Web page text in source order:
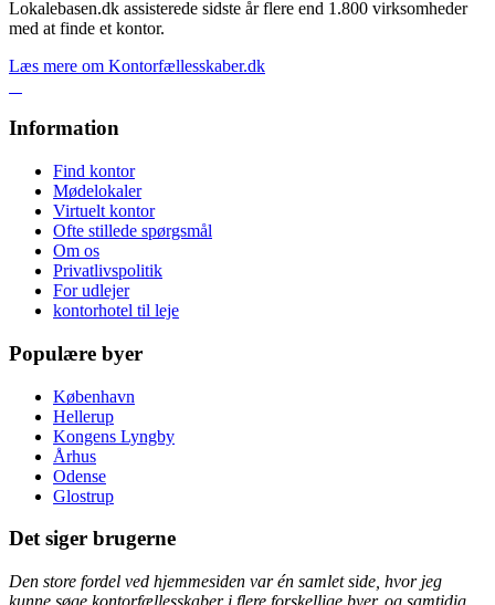
Lokalebasen.dk assisterede sidste år flere end 1.800 virksomheder
med at finde et kontor.
Læs mere om Kontorfællesskaber.dk
Information
Find kontor
Mødelokaler
Virtuelt kontor
Ofte stillede spørgsmål
Om os
Privatlivspolitik
For udlejer
kontorhotel til leje
Populære byer
København
Hellerup
Kongens Lyngby
Århus
Odense
Glostrup
Det siger brugerne
Den store fordel ved hjemmesiden var én samlet side, hvor jeg
kunne søge kontorfællesskaber i flere forskellige byer, og samtidig